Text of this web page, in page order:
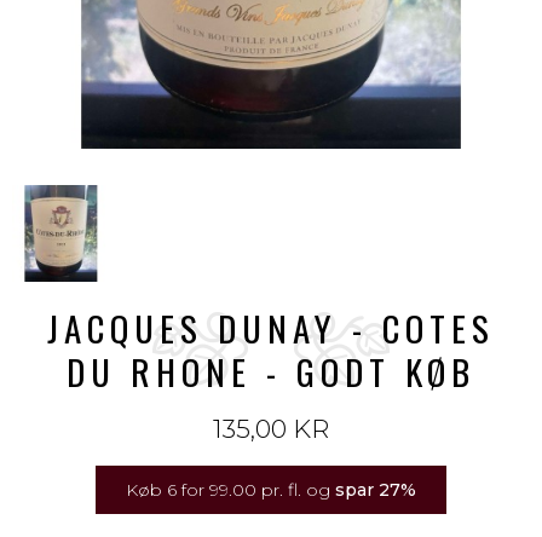
JACQUES DUNAY - COTES
DU RHONE - GODT KØB
135,00 KR
Køb 6 for 99.00 pr. fl. og spar 27%